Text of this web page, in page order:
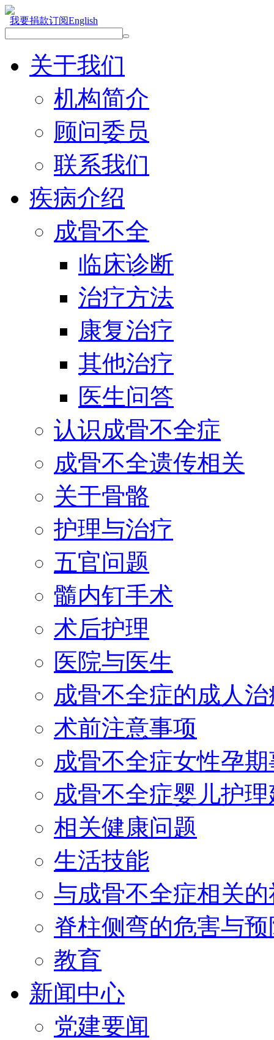
我要捐款订阅English
关于我们
机构简介
顾问委员
联系我们
疾病介绍
成骨不全
临床诊断
治疗方法
康复治疗
其他治疗
医生问答
认识成骨不全症
成骨不全遗传相关
关于骨骼
护理与治疗
五官问题
髓内钉手术
术后护理
医院与医生
成骨不全症的成人治
术前注意事项
成骨不全症女性孕
成骨不全症婴儿护
相关健康问题
生活技能
与成骨不全症相关
脊柱侧弯的危害与预
教育
新闻中心
党建要闻